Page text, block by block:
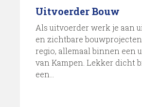
Uitvoerder Bouw
Als uitvoerder werk je aan
en zichtbare
regio, allemaal binnen een
van Kampen. Lekker dicht
een...